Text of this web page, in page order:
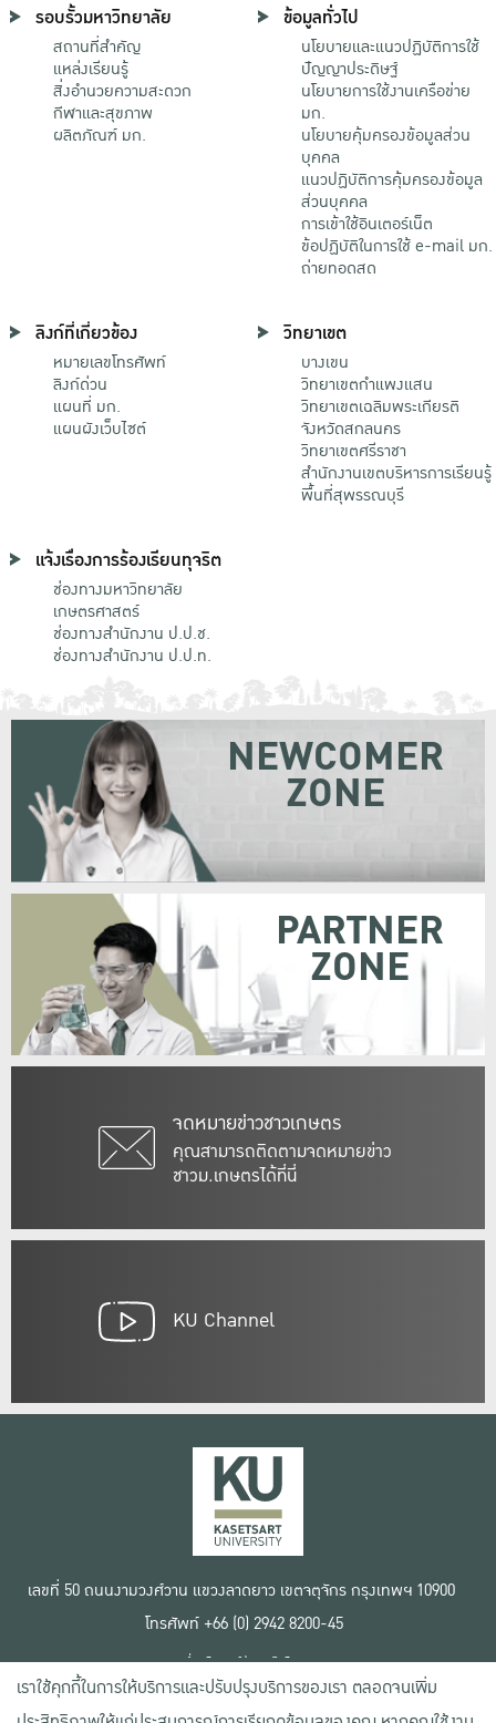
รอบรั้วมหาวิทยาลัย
สถานที่สำคัญ
แหล่งเรียนรู้
สิ่งอำนวยความสะดวก
กีฬาและสุขภาพ
ผลิตภัณฑ์ มก.
ข้อมูลทั่วไป
นโยบายและแนวปฏิบัติการใช้
ปัญญาประดิษฐ์
นโยบายการใช้งานเครือข่าย
มก.
นโยบายคุ้มครองข้อมูลส่วน
บุคคล
แนวปฏิบัติการคุ้มครองข้อมูล
ส่วนบุคคล
การเข้าใช้อินเตอร์เน็ต
ข้อปฏิบัติในการใช้ e-mail มก.
ถ่ายทอดสด
ลิงก์ที่เกี่ยวข้อง
หมายเลขโทรศัพท์
ลิงก์ด่วน
แผนที่ มก.
แผนผังเว็บไซต์
วิทยาเขต
บางเขน
วิทยาเขตกําแพงแสน
วิทยาเขตเฉลิมพระเกียรติ
จังหวัดสกลนคร
วิทยาเขตศรีราชา
สำนักงานเขตบริหารการเรียนรู้
พื้นที่สุพรรณบุรี
แจ้งเรื่องการร้องเรียนทุจริต
ช่องทางมหาวิทยาลัย
เกษตรศาสตร์
ช่องทางสำนักงาน ป.ป.ช.
ช่องทางสำนักงาน ป.ป.ท.
จดหมายข่าวชาวเกษตร
คุณสามารถติดตามจดหมายข่าว
ชาวม.เกษตรได้ที่นี่
NEWCOMER
ZONE
PARTNER
ZONE
KU Channel
เลขที่ 50 ถนนงามวงศ์วาน แขวงลาดยาว เขตจตุจักร กรุงเทพฯ 10900
โทรศัพท์ +66 (0) 2942 8200-45
เงื่อนไขการใช้งานเว็บไซต์
ข้อตกลงด้านสิทธิ์ใช้งาน
นโยบายความเป็นส่วนตัว
เราใช้คุกกี้ในการให้บริการและปรับปรุงบริการของเรา ตลอดจนเพิ่ม